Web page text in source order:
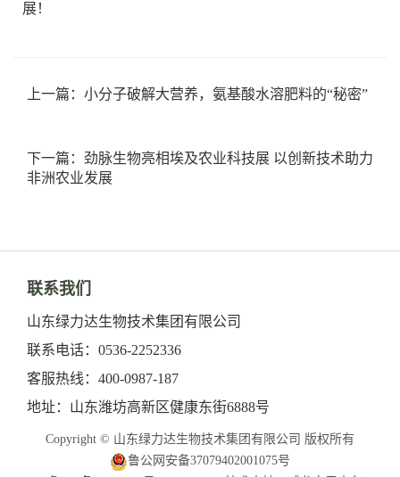
展！
上一篇：小分子破解大营养，氨基酸水溶肥料的“秘密”
下一篇：劲脉生物亮相埃及农业科技展 以创新技术助力
非洲农业发展
联系我们
山东绿力达生物技术集团有限公司
联系电话：0536-2252336
客服热线：400-0987-187
地址：山东潍坊高新区健康东街6888号
Copyright © 山东绿力达生物技术集团有限公司 版权所有
鲁公网安备37079402001075号